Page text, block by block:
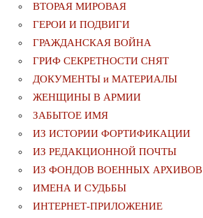
ВТОРАЯ МИРОВАЯ
ГЕРОИ И ПОДВИГИ
ГРАЖДАНСКАЯ ВОЙНА
ГРИФ СЕКРЕТНОСТИ СНЯТ
ДОКУМЕНТЫ и МАТЕРИАЛЫ
ЖЕНЩИНЫ В АРМИИ
ЗАБЫТОЕ ИМЯ
ИЗ ИСТОРИИ ФОРТИФИКАЦИИ
ИЗ РЕДАКЦИОННОЙ ПОЧТЫ
ИЗ ФОНДОВ ВОЕННЫХ АРХИВОВ
ИМЕНА И СУДЬБЫ
ИНТЕРНЕТ-ПРИЛОЖЕНИЕ